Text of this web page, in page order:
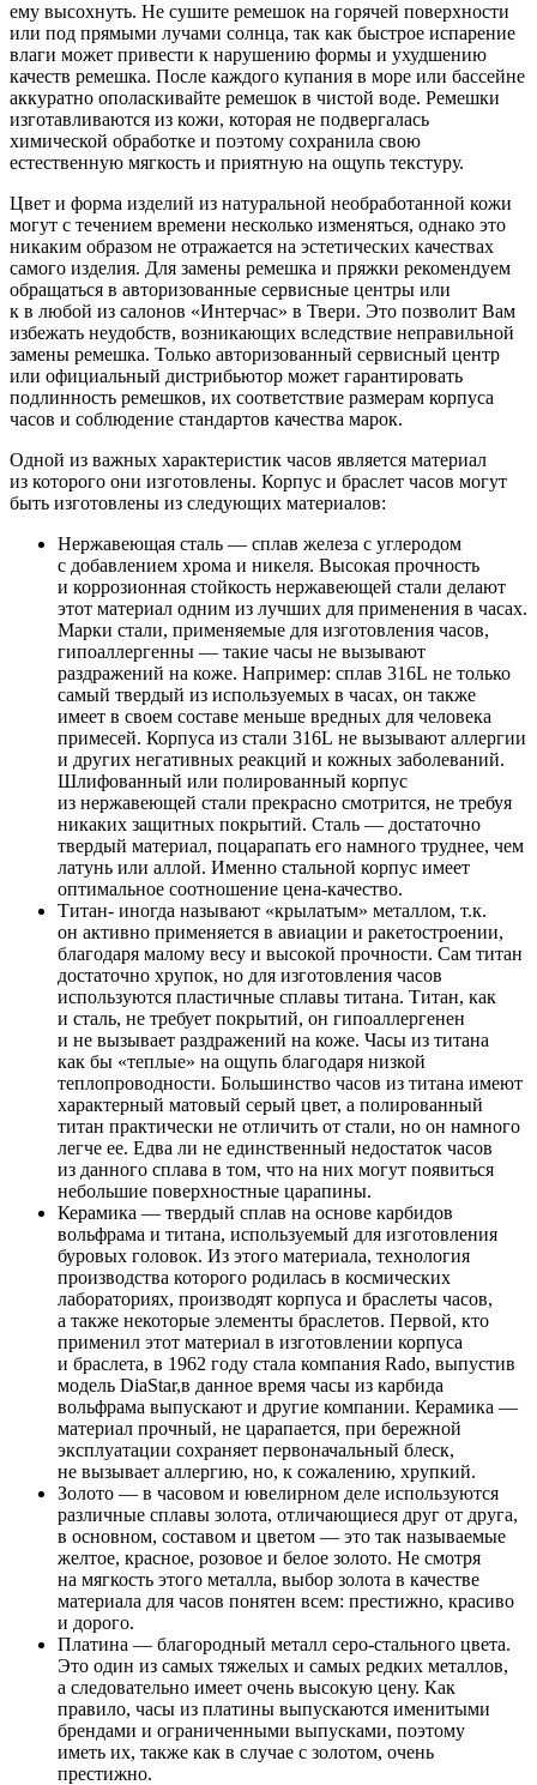
ему высохнуть. Не сушите ремешок на горячей поверхности
или под прямыми лучами солнца, так как быстрое испарение
влаги может привести к нарушению формы и ухудшению
качеств ремешка. После каждого купания в море или бассейне
аккуратно ополаскивайте ремешок в чистой воде. Ремешки
изготавливаются из кожи, которая не подвергалась
химической обработке и поэтому сохранила свою
естественную мягкость и приятную на ощупь текстуру.
Цвет и форма изделий из натуральной необработанной кожи
могут с течением времени несколько изменяться, однако это
никаким образом не отражается на эстетических качествах
самого изделия. Для замены ремешка и пряжки рекомендуем
обращаться в авторизованные сервисные центры или
к в любой из салонов «Интерчас» в Твери. Это позволит Вам
избежать неудобств, возникающих вследствие неправильной
замены ремешка. Только авторизованный сервисный центр
или официальный дистрибьютор может гарантировать
подлинность ремешков, их соответствие размерам корпуса
часов и соблюдение стандартов качества марок.
Одной из важных характеристик часов является материал
из которого они изготовлены. Корпус и браслет часов могут
быть изготовлены из следующих материалов:
Нержавеющая сталь — сплав железа с углеродом
с добавлением хрома и никеля. Высокая прочность
и коррозионная стойкость нержавеющей стали делают
этот материал одним из лучших для применения в часах.
Марки стали, применяемые для изготовления часов,
гипоаллергенны — такие часы не вызывают
раздражений на коже. Например: сплав 316L не только
самый твердый из используемых в часах, он также
имеет в своем составе меньше вредных для человека
примесей. Корпуса из стали 316L не вызывают аллергии
и других негативных реакций и кожных заболеваний.
Шлифованный или полированный корпус
из нержавеющей стали прекрасно смотрится, не требуя
никаких защитных покрытий. Сталь — достаточно
твердый материал, поцарапать его намного труднее, чем
латунь или аллой. Именно стальной корпус имеет
оптимальное соотношение цена-качество.
Титан- иногда называют «крылатым» металлом, т.к.
он активно применяется в авиации и ракетостроении,
благодаря малому весу и высокой прочности. Сам титан
достаточно хрупок, но для изготовления часов
используются пластичные сплавы титана. Титан, как
и сталь, не требует покрытий, он гипоаллергенен
и не вызывает раздражений на коже. Часы из титана
как бы «теплые» на ощупь благодаря низкой
теплопроводности. Большинство часов из титана имеют
характерный матовый серый цвет, а полированный
титан практически не отличить от стали, но он намного
легче ее. Едва ли не единственный недостаток часов
из данного сплава в том, что на них могут появиться
небольшие поверхностные царапины.
Керамика — твердый сплав на основе карбидов
вольфрама и титана, используемый для изготовления
буровых головок. Из этого материала, технология
производства которого родилась в космических
лабораториях, производят корпуса и браслеты часов,
а также некоторые элементы браслетов. Первой, кто
применил этот материал в изготовлении корпуса
и браслета, в 1962 году стала компания Rado, выпустив
модель DiaStar,в данное время часы из карбида
вольфрама выпускают и другие компании. Керамика —
материал прочный, не царапается, при бережной
эксплуатации сохраняет первоначальный блеск,
не вызывает аллергию, но, к сожалению, хрупкий.
Золото — в часовом и ювелирном деле используются
различные сплавы золота, отличающиеся друг от друга,
в основном, составом и цветом — это так называемые
желтое, красное, розовое и белое золото. Не смотря
на мягкость этого металла, выбор золота в качестве
материала для часов понятен всем: престижно, красиво
и дорого.
Платина — благородный металл серо-стального цвета.
Это один из самых тяжелых и самых редких металлов,
а следовательно имеет очень высокую цену. Как
правило, часы из платины выпускаются именитыми
брендами и ограниченными выпусками, поэтому
иметь их, также как в случае с золотом, очень
престижно.